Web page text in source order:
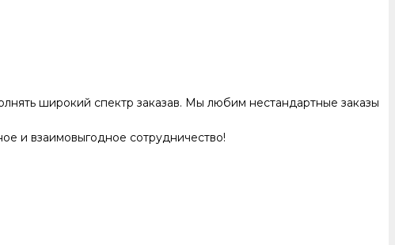
широкий спектр заказав. Мы любим нестандартные заказы
и взаимовыгодное сотрудничество!